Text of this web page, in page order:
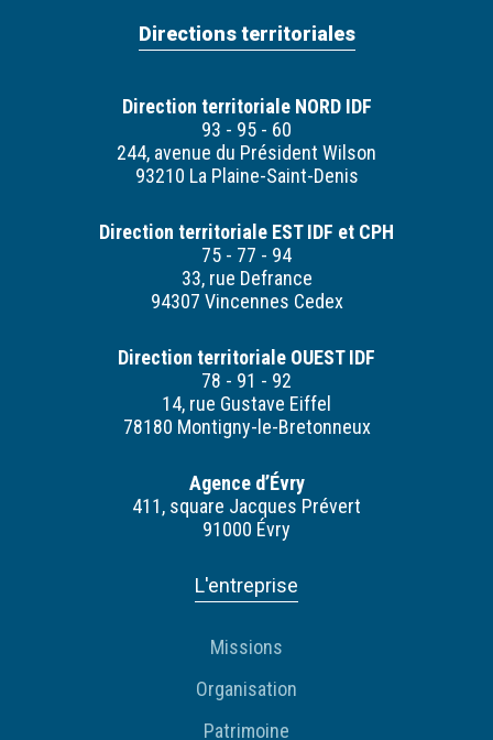
Directions territoriales
Direction territoriale NORD IDF
93 - 95 - 60
244, avenue du Président Wilson
93210 La Plaine-Saint-Denis
Direction territoriale EST IDF et CPH
75 - 77 - 94
33, rue Defrance
94307 Vincennes Cedex
Direction territoriale OUEST IDF
78 - 91 - 92
14, rue Gustave Eiffel
78180 Montigny-le-Bretonneux
Agence d’Évry
411, square Jacques Prévert
91000 Évry
L'entreprise
Missions
Organisation
Patrimoine